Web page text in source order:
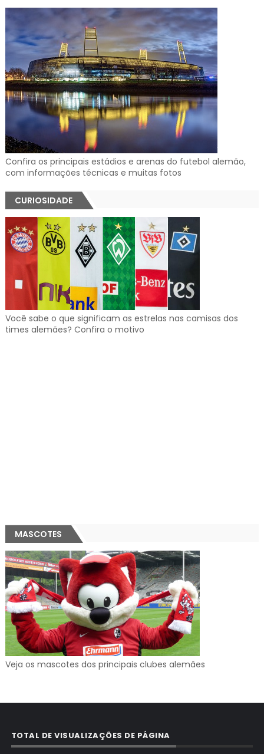
Confira os principais estádios e arenas do futebol alemão,
com informações técnicas e muitas fotos
CURIOSIDADE
Você sabe o que significam as estrelas nas camisas dos
times alemães? Confira o motivo
MASCOTES
Veja os mascotes dos principais clubes alemães
TOTAL DE VISUALIZAÇÕES DE PÁGINA